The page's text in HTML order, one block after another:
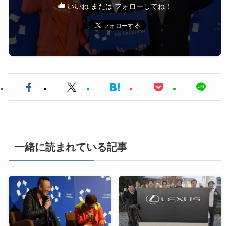
いいね または フォローしてね！
一緒に読まれている記事